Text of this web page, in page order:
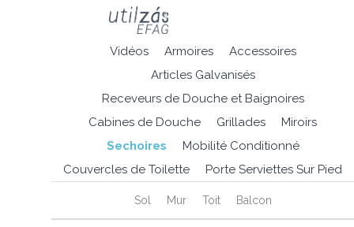
Vidéos Armoires
Accessoires
Articles Galvanisés
Receveurs de Douche et Baignoires
Cabines de Douche
Grillades
Miroirs
Sechoires
Mobilité Conditionné
Couvercles de Toilette
Porte Serviettes Sur Pied
Sol Mur Toit Balcon